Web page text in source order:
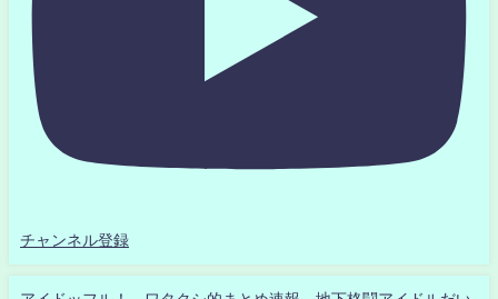
チャンネル登録